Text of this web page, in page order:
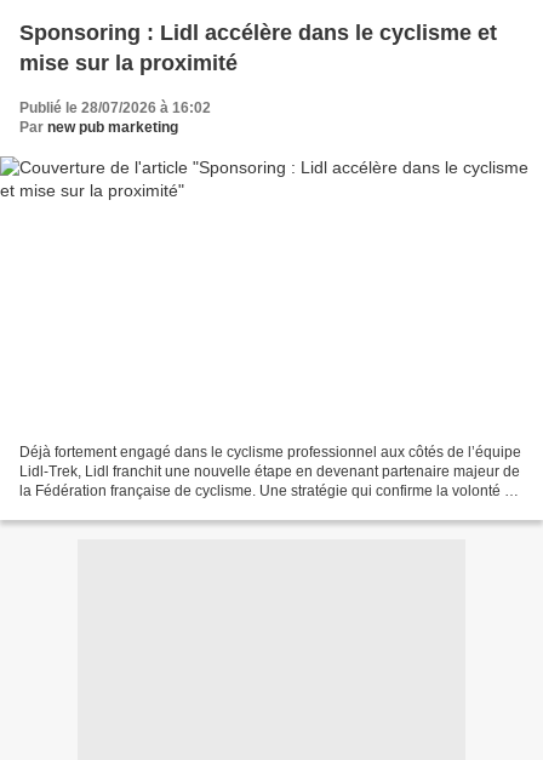
Sponsoring : Lidl accélère dans le cyclisme et
mise sur la proximité
Publié le 28/07/2026 à 16:02
Par new pub marketing
Déjà fortement engagé dans le cyclisme professionnel aux côtés de l’équipe
Lidl-Trek, Lidl franchit une nouvelle étape en devenant partenaire majeur de
la Fédération française de cyclisme. Une stratégie qui confirme la volonté de